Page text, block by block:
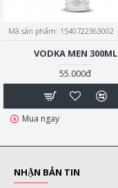
Mã sản phẩm: 1540722363002
VODKA MEN 300ML
55.000đ
Mua ngay
NHẬN BẢN TIN